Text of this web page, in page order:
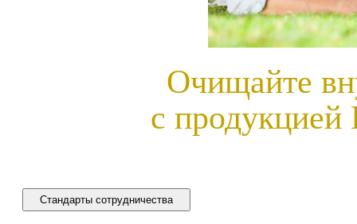
Очищайте
с продукцией
Стандарты сотрудничества